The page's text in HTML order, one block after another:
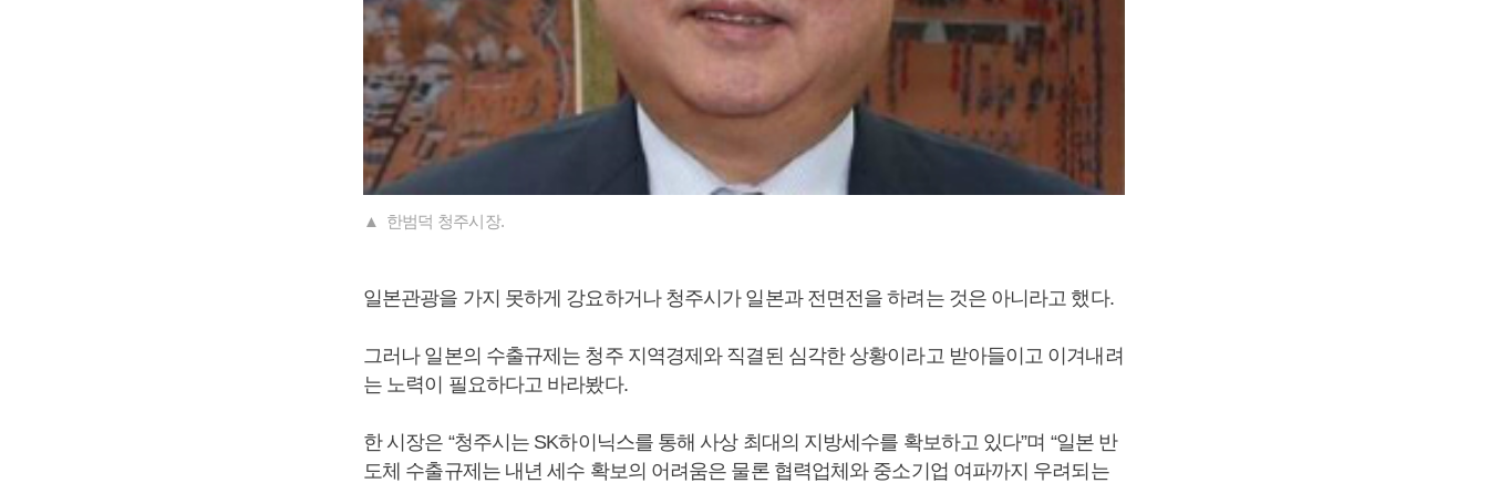
▲ 한범덕 청주시장.
일본관광을 가지 못하게 강요하거나 청주시가 일본과 전면전을 하려는 것은 아니라고 했다.
그러나 일본의 수출규제는 청주 지역경제와 직결된 심각한 상황이라고 받아들이고 이겨내려
는 노력이 필요하다고 바라봤다.
한 시장은 “청주시는 SK하이닉스를 통해 사상 최대의 지방세수를 확보하고 있다”며 “일본 반
도체 수출규제는 내년 세수 확보의 어려움은 물론 협력업체와 중소기업 여파까지 우려되는